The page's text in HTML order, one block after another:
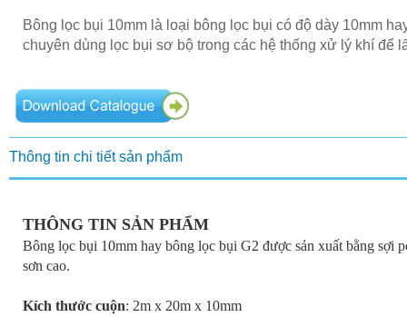
Bông lọc bụi 10mm là loại bông lọc bụi có độ dày 10mm
chuyên dùng lọc bụi sơ bộ trong các hệ thống xử lý khí để
Thông tin chi tiết sản phẩm
THÔNG TIN SẢN PHẨM
Bông lọc bụi 10mm hay bông lọc bụi G2 được sản xuất bằng sợi
sơn cao.
Kích thước cuộn: 2m x 20m x 10mm